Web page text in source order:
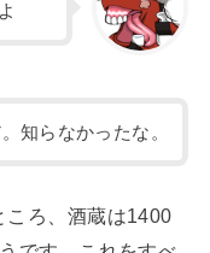
知らなかったな。
ころ、酒蔵は1400